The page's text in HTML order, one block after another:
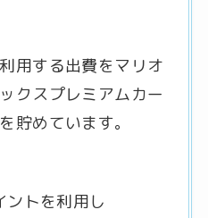
用する出費をマリオ
クスプレミアムカー
貯めています。
トを利用し